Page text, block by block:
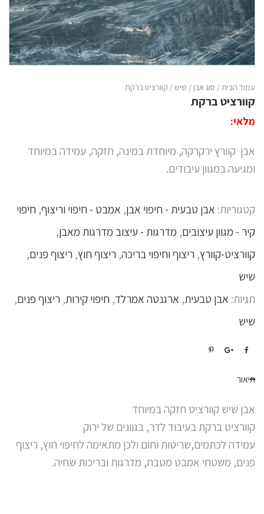
עמוד הבית/ סוג אבן/ שיש/ קוורציט ברקת
קוורציט ברקת
מלאי:
אבן קוורץ ירקרקה, מיוחדת במינה, חזקה, עמידה במיוחד
ומגיעה במגוון עיבודים.
קטגוריות: אבן טבעית - חיפוי אבן, אמבט - חיפוי וריצוף, חיפוי
קיר - מגוון עיצובים, מדרגות - עיצוב מדרגות מאבן,
קוורציט-קוורץ, ריצוף וחיפוי בריכה, ריצוף חוץ, ריצוף פנים,
שיש
תגיות: אבן טבעית, ארגנטה אמרלד, חיפוי קירות, ריצוף פנים,
שיש
תיאור
אבן שיש קוורציט חזקה במיוחד
קוורציט ברקת בעיבוד לדר, בגוונים של ירוק
עמידה לכתמים,שריטות וחום ולכן מתאימה לחיפוי חוץ, ריצוף
פנים, משטחי אמבט מטבח, מדרגות ובריכות שחיה.